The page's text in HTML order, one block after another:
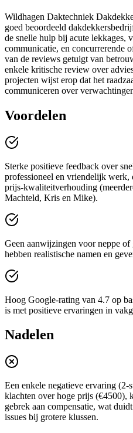
Wildhagen Daktechniek
goed beoordeeld
de snelle hulp bij acute lekkages,
communicatie, en concurrerende
van de reviews getuigt van
enkele kritische review over
projecten wijst erop dat het
communiceren over
Voordelen
Sterke positieve feedback over
professioneel en vriendelijk
prijs-kwaliteitverhouding
Machteld, Kris en Mike).
Geen aanwijzingen voor neppe
hebben realistische namen en
Hoog Google-rating van 4.7 op
is met positieve ervaringen in
Nadelen
Een enkele negatieve ervaring
klachten over hoge prijs (€4500),
gebrek aan compensatie, wat
issues bij grotere klussen.